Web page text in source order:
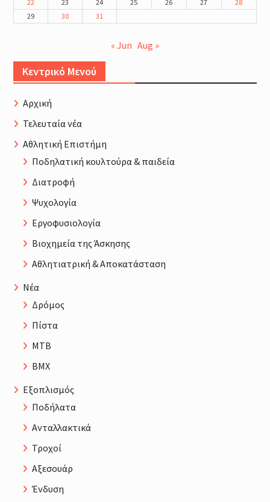
22 23 24 25 26 27
28
29
30 31
« Jun Aug »
Κεντρικό Μενού
Αρχική
Τελευταία νέα
Αθλητική Επιστήμη
Ποδηλατική κουλτούρα & παιδεία
Διατροφή
Ψυχολογία
Εργοφυσιολογία
Βιοχημεία της Άσκησης
Αθλητιατρική & Αποκατάσταση
Νέα
Δρόμος
Πίστα
MTB
BMX
Εξοπλισμός
Ποδήλατα
Ανταλλακτικά
Τροχοί
Αξεσουάρ
Ένδυση